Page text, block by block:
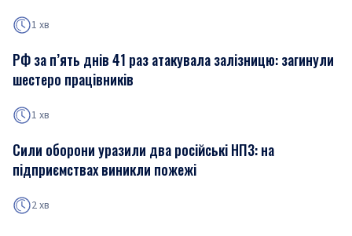
1 хв
РФ за п’ять днів 41 раз атакувала залізницю: загинули
шестеро працівників
1 хв
Сили оборони уразили два російські НПЗ: на
підприємствах виникли пожежі
2 хв